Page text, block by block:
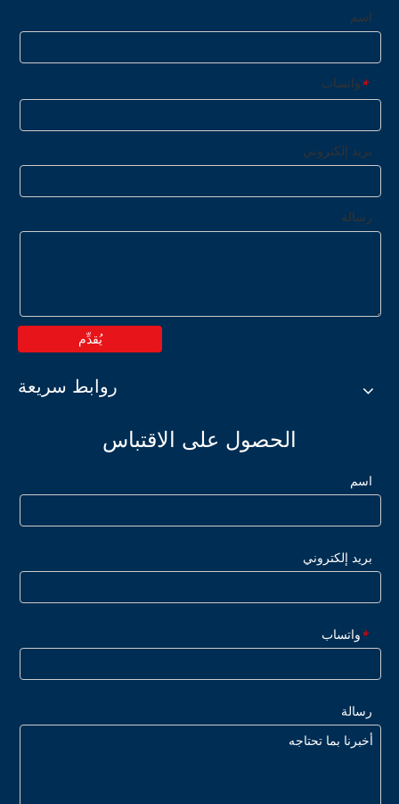
اسم
*واتساب
بريد إلكتروني
رسالة
يُقدِّم
روابط سريعة
الحصول على الاقتباس
اسم
بريد إلكتروني
*واتساب
رسالة